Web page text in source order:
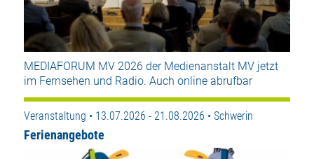
MEDIAFORUM MV 2026 der Medienanstalt MV jetzt
im Fernsehen und Radio. Auch online abrufbar
Veranstaltung • 13.07.2026 - 21.08.2026 • Schwerin
Ferienangebote